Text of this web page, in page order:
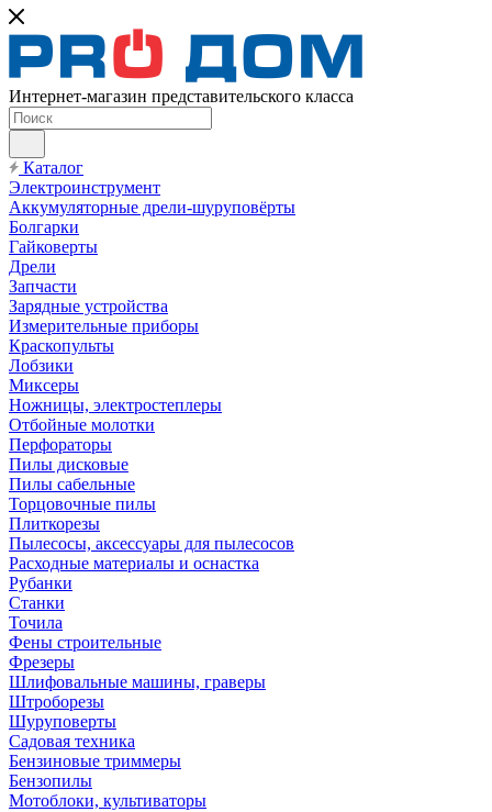
Интернет-магазин представительского класса
Каталог
Электроинструмент
Аккумуляторные дрели-шуруповёрты
Болгарки
Гайковерты
Дрели
Запчасти
Зарядные устройства
Измерительные приборы
Краскопульты
Лобзики
Миксеры
Ножницы, электростеплеры
Отбойные молотки
Перфораторы
Пилы дисковые
Пилы сабельные
Торцовочные пилы
Плиткорезы
Пылесосы, аксессуары для пылесосов
Расходные материалы и оснастка
Рубанки
Станки
Точила
Фены строительные
Фрезеры
Шлифовальные машины, граверы
Штроборезы
Шуруповерты
Садовая техника
Бензиновые триммеры
Бензопилы
Мотоблоки, культиваторы